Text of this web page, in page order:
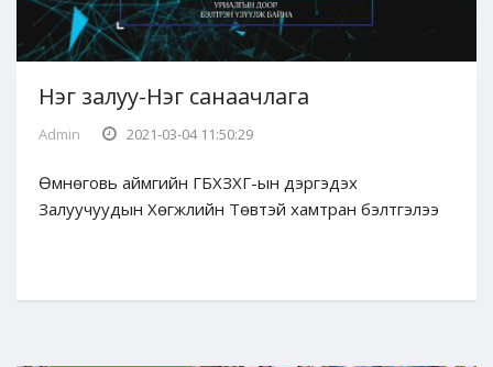
Нэг залуу-Нэг санаачлага
Admin 2021-03-04 11:50:29
Өмнөговь аймгийн ГБХЗХГ-ын дэргэдэх
Залуучуудын Хөгжлийн Төвтэй хамтран бэлтгэлээ